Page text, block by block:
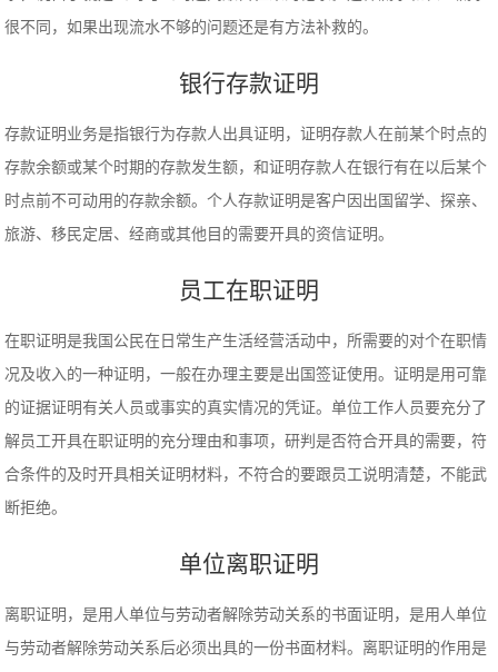
很不同，如果出现流水不够的问题还是有方法补救的。
银行存款证明
存款证明业务是指银行为存款人出具证明，证明存款人在前某个时点的
存款余额或某个时期的存款发生额，和证明存款人在银行有在以后某个
时点前不可动用的存款余额。个人存款证明是客户因出国留学、探亲、
旅游、移民定居、经商或其他目的需要开具的资信证明。
员工在职证明
在职证明是我国公民在日常生产生活经营活动中，所需要的对个在职情
况及收入的一种证明，一般在办理主要是出国签证使用。证明是用可靠
的证据证明有关人员或事实的真实情况的凭证。单位工作人员要充分了
解员工开具在职证明的充分理由和事项，研判是否符合开具的需要，符
合条件的及时开具相关证明材料，不符合的要跟员工说明清楚，不能武
断拒绝。
单位离职证明
离职证明，是用人单位与劳动者解除劳动关系的书面证明，是用人单位
与劳动者解除劳动关系后必须出具的一份书面材料。离职证明的作用是